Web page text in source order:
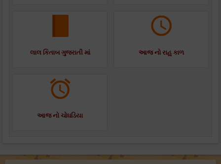
લાલ કિતાબ ગુજરાતી માં આજ નો રાહુ કાળ
આજ નો ચોઘડિયા